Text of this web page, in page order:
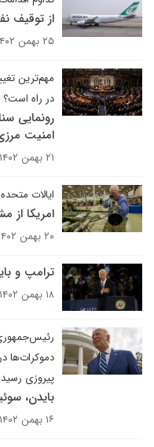
از توقیف
۲۵ بهمن ۱۴۰۲
مهم‌ترین
در راه است؟
امنیت
۲۱ بهمن ۱۴۰۲
ایالات
امریکا
۲۰ بهمن ۱۴۰۲
ترامپ و
۱۸ بهمن ۱۴۰۲
رئیس‌جمهوری
دموکرات‌ها
پیروزی رسید
بایدن،
۱۶ بهمن ۱۴۰۲